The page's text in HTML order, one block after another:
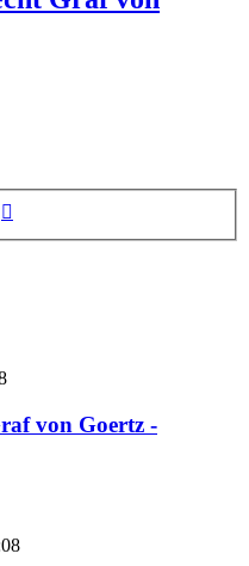
von Goertz -